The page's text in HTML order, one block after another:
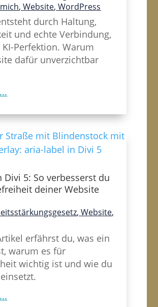
,Website,WordPress
durch Haltung,
und echte Verbindung,
Perfektion. Warum
dafür unverzichtbar
Divi 5: So verbesserst du
deiner Website
,Website,
erfährst du, was ein
warum es für
wichtig ist und wie du